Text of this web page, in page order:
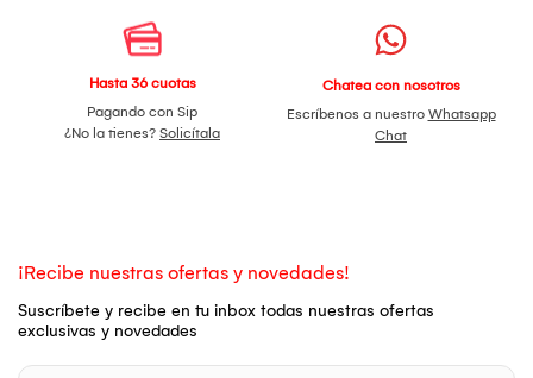
Hasta 36 cuotas
Pagando con Sip
¿No la tienes? Solicítala
Chatea con nosotros
Escríbenos a nuestro Whatsapp
Chat
¡Recibe nuestras ofertas y novedades!
Suscríbete y recibe en tu inbox todas nuestras ofertas
exclusivas y novedades